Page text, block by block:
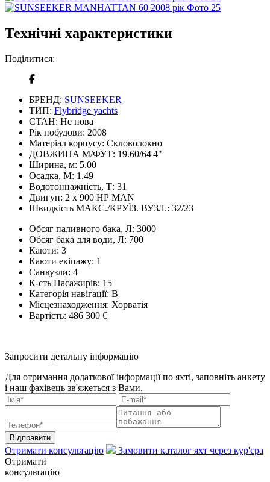
Технічні характеристики
Поділитися:
БРЕНД: SUNSEEKER
ТИП: Flybridge yachts
СТАН: Не нова
Рік побудови: 2008
Матеріал корпусу: Cкловолокно
ДОВЖИНА М/ФУТ: 19.60/64'4"
Ширина, м: 5.00
Осадка, М: 1.49
Водотоннажність, Т: 31
Двигун: 2 x 900 НР MAN
Швидкість МАКС./КРУЇЗ. ВУЗЛ.: 32/23
Обсяг паливного бака, Л: 3000
Обсяг бака для води, Л: 700
Каюти: 3
Каюти екіпажу: 1
Санвузли: 4
К-сть Пасажирів: 15
Категорія навігації: B
Місцезнаходження: Хорватія
Вартість: 486 300 €
Запросити детальну інформацію
Для отримання додаткової інформації по яхті, заповніть анкету
і наш фахівець зв'яжеться з Вами.
Відправити
Отримати консультацію
Замовити каталог яхт через кур'єра
Отримати
консультацію